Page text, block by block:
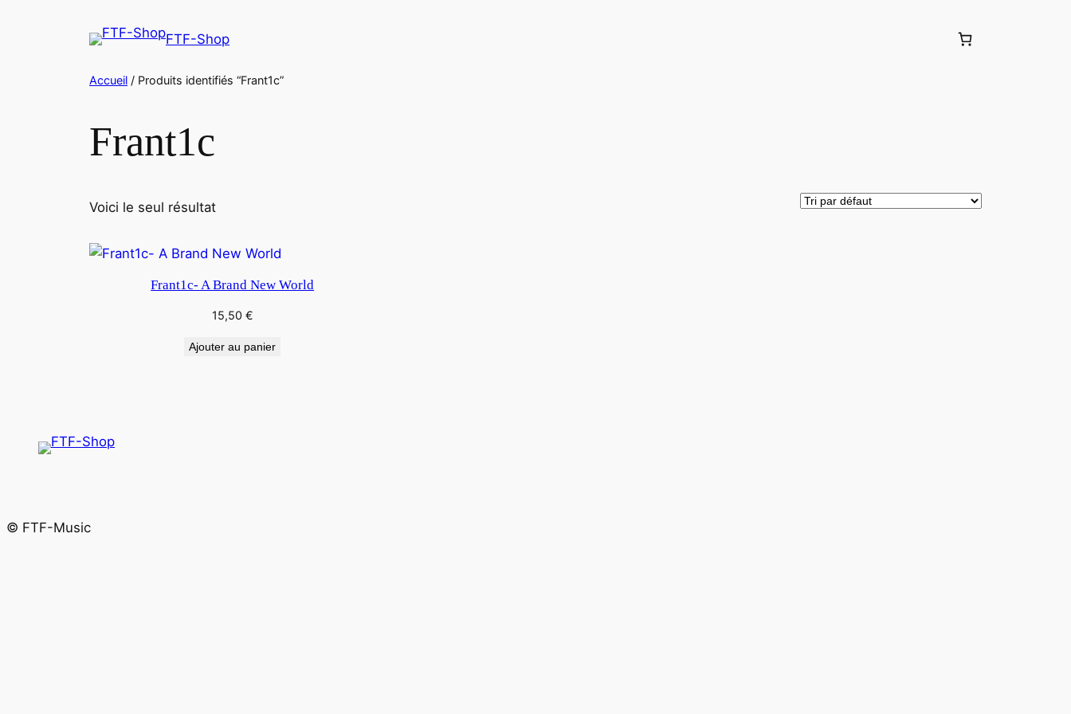
FTF-Shop
Accueil / Produits identifiés “Frant1c”
Frant1c
Voici le seul résultat
Frant1c- A Brand New World
15,50 €
Ajouter au panier
© FTF-Music